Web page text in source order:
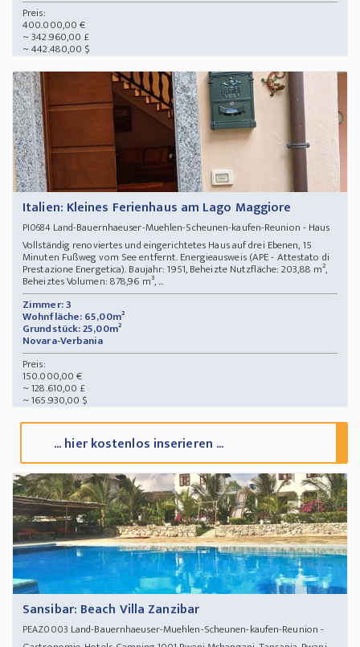
Preis:
400.000,00 €
~ 342.960,00 £
~ 442.480,00 $
Italien: Kleines Ferienhaus am Lago Maggiore
PI0684Land-Bauernhaeuser-Muehlen-Scheunen-kaufen-Reunion - Haus
Vollständig renoviertes und eingerichtetes Haus auf drei Ebenen, 15
Minuten Fußweg vom See entfernt. Energieausweis (APE - Attestato di
Prestazione Energetica). Baujahr: 1951, Beheizte Nutzfläche: 203,88 m²,
Beheiztes Volumen: 878,96 m³, ...
Zimmer: 3
Wohnfläche: 65,00m²
Grundstück: 25,00m²
Novara-Verbania
Preis:
150.000,00 €
~ 128.610,00 £
~ 165.930,00 $
... hier kostenlos inserieren ...
Sansibar: Beach Villa Zanzibar
PEAZ0003 Land-Bauernhaeuser-Muehlen-Scheunen-kaufen-Reunion -